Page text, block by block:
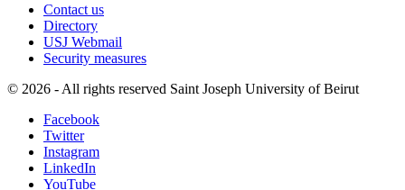
Contact us
Directory
USJ Webmail
Security measures
© 2026 - All rights reserved Saint Joseph University of Beirut
Facebook
Twitter
Instagram
LinkedIn
YouTube